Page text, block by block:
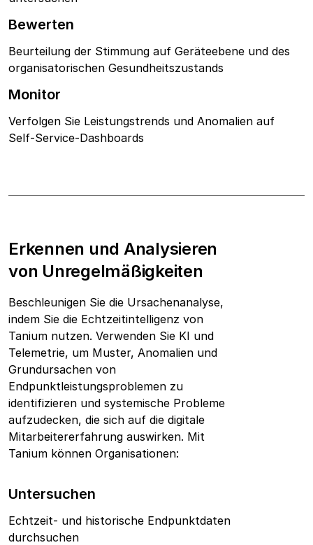
Bewerten
Beurteilung der Stimmung auf Geräteebene und des
organisatorischen Gesundheitszustands
Monitor
Verfolgen Sie Leistungstrends und Anomalien auf
Self-Service-Dashboards
Erkennen und Analysieren
von Unregelmäßigkeiten
Beschleunigen Sie die Ursachenanalyse,
indem Sie die Echtzeitintelligenz von
Tanium nutzen. Verwenden Sie KI und
Telemetrie, um Muster, Anomalien und
Grundursachen von
Endpunktleistungsproblemen zu
identifizieren und systemische Probleme
aufzudecken, die sich auf die digitale
Mitarbeitererfahrung auswirken. Mit
Tanium können Organisationen:
Untersuchen
Echtzeit- und historische Endpunktdaten
durchsuchen